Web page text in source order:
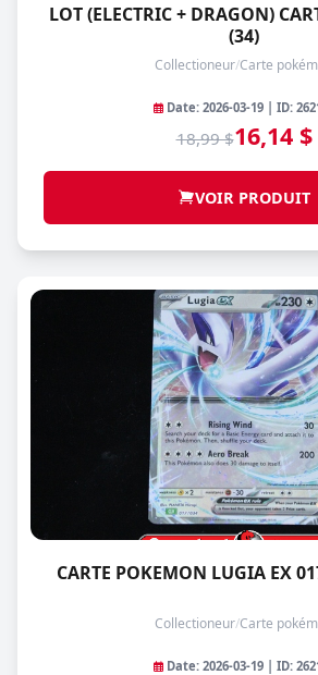
LOT (ELECTRIC + DRAGON)
(34)
Collectioneur/Carte
Date: 2026-03-19 | ID:
18,99 $16,14 $
VOIR PRODUIT
CARTE POKEMON LUGIA EX
Collectioneur/Carte
Date: 2026-03-19 | ID: